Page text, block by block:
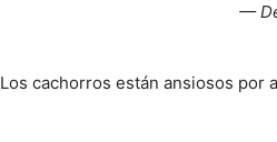
—
Los cachorros están ansiosos por